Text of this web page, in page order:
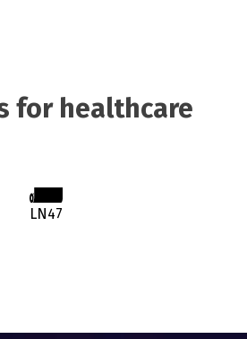
for healthcare
LN47